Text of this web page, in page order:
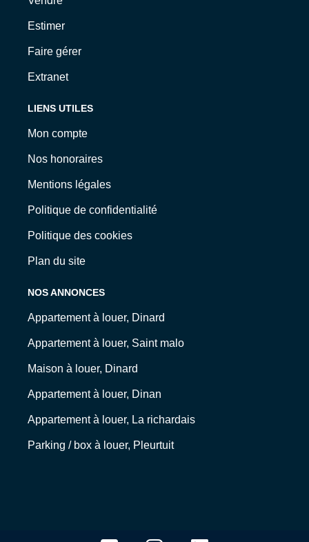
Estimer
Faire gérer
Extranet
LIENS UTILES
Mon compte
Nos honoraires
Mentions légales
Politique de confidentialité
Politique des cookies
Plan du site
NOS ANNONCES
Appartement à louer, Dinard
Appartement à louer, Saint malo
Maison à louer, Dinard
Appartement à louer, Dinan
Appartement à louer, La richardais
Parking / box à louer, Pleurtuit